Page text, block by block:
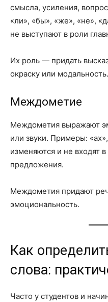
смысла, усиления,
«ли», «бы», «же», «не»,
не выступают в роли
Их роль — придать
окраску или модальность.
Междометие
Междометия выражают
или звуки. Примеры:
изменяются и не входят
предложения.
Междометия придают
эмоциональность.
Как
слова:
Часто у студентов и